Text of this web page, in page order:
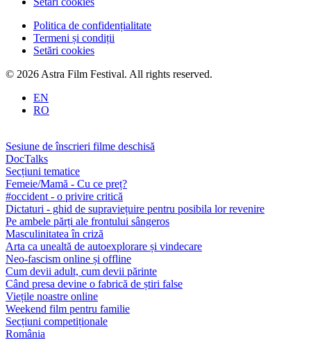
Politica de confidențialitate
Termeni și condiții
Setări cookies
© 2026 Astra Film Festival. All rights reserved.
EN
RO
Sesiune de înscrieri filme deschisă
DocTalks
Secțiuni tematice
Femeie/Mamă - Cu ce preț?
#occident - o privire critică
Dictaturi - ghid de supraviețuire pentru posibila lor revenire
Pe ambele părți ale frontului sângeros
Masculinitatea în criză
Arta ca unealtă de autoexplorare și vindecare
Neo-fascism online și offline
Cum devii adult, cum devii părinte
Când presa devine o fabrică de știri false
Viețile noastre online
Weekend film pentru familie
Secțiuni competiționale
România